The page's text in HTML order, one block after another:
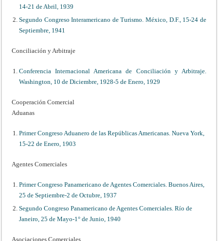
14-21 de Abril, 1939
Segundo Congreso Interamericano de Turismo. México, D.F., 15-24 de
Septiembre, 1941
Conciliación y Arbitraje
Conferencia Internacional Americana de Conciliación y Arbitraje.
Washington, 10 de Diciembre, 1928-5 de Enero, 1929
Cooperación Comercial
Aduanas
Primer Congreso Aduanero de las Repúblicas Americanas. Nueva York,
15-22 de Enero, 1903
Agentes Comerciales
Primer Congreso Panamericano de Agentes Comerciales. Buenos Aires,
25 de Septiembre-2 de Octubre, 1937
Segundo Congreso Panamericano de Agentes Comerciales. Río de
Janeiro, 25 de Mayo-1° de Junio, 1940
Asociaciones Comerciales